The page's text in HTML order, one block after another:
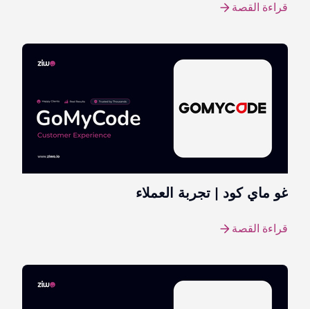
قراءة القصة
غو ماي كود | تجربة العملاء
قراءة القصة